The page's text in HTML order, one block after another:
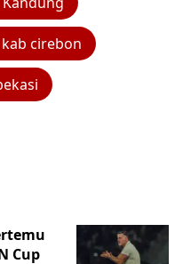
kab cirebon
Cup